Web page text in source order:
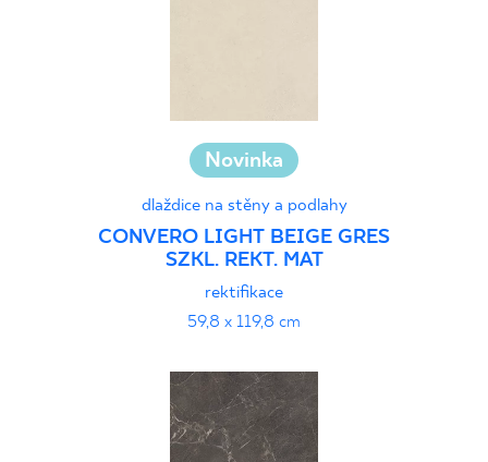
Novinka
dlaždice na stěny a podlahy
CONVERO LIGHT BEIGE GRES
SZKL. REKT. MAT
rektifikace
59,8 x 119,8 cm